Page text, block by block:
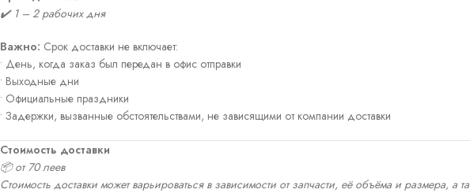
✔️ 1 – 2 рабочих дня
Важно: Срок доставки не включает:
• День, когда заказ был передан в офис отправки
• Выходные дни
• Официальные праздники
• Задержки, вызванные обстоятельствами, не зависящими от компании доставки
Стоимость доставки
📦 от 70 леев
Стоимость доставки может варьироваться в зависимости от запчасти, её объёма и размера, а